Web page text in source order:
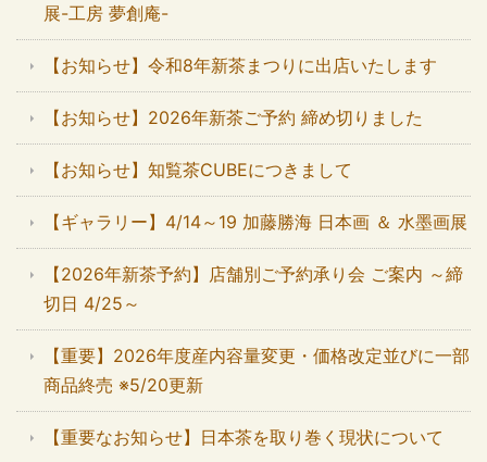
展-工房 夢創庵-
【お知らせ】令和8年新茶まつりに出店いたします
【お知らせ】2026年新茶ご予約 締め切りました
【お知らせ】知覧茶CUBEにつきまして
【ギャラリー】4/14～19 加藤勝海 日本画 ＆ 水墨画展
【2026年新茶予約】店舗別ご予約承り会 ご案内 ～締
切日 4/25～
【重要】2026年度産内容量変更・価格改定並びに一部
商品終売 ※5/20更新
【重要なお知らせ】日本茶を取り巻く現状について